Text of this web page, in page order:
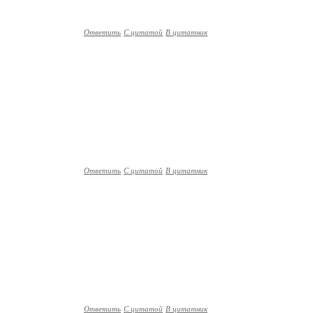
Ответить С цитатой В цитатник
Ответить С цитатой В цитатник
Ответить С цитатой В цитатник